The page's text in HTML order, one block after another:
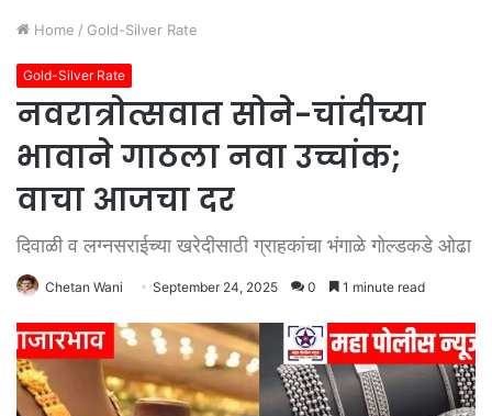
Home / Gold-Silver Rate
Gold-Silver Rate
नवरात्रोत्सवात सोने-चांदीच्या
भावाने गाठला नवा उच्चांक;
वाचा आजचा दर
दिवाळी व लग्नसराईच्या खरेदीसाठी ग्राहकांचा भंगाळे गोल्डकडे ओढा
Chetan Wani September 24, 2025 0 1 minute read